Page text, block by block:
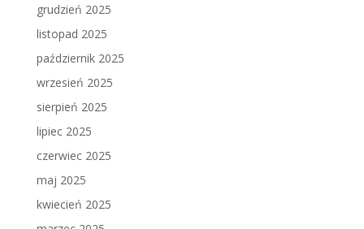
grudzień 2025
listopad 2025
październik 2025
wrzesień 2025
sierpień 2025
lipiec 2025
czerwiec 2025
maj 2025
kwiecień 2025